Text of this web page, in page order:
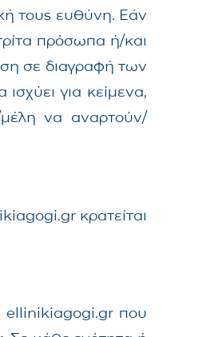
τους ευθύνη. Εάν
πρόσωπα ή/και
σε διαγραφή των
για κείμενα,
μέλη να αναρτούν/
κρατείται
ellinikiagogi.gr που